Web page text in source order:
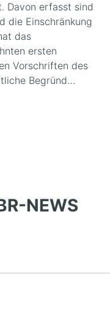
Davon erfasst sind
die Einschränkung
das
ersten
Vorschriften des
Begründ…
NEWS